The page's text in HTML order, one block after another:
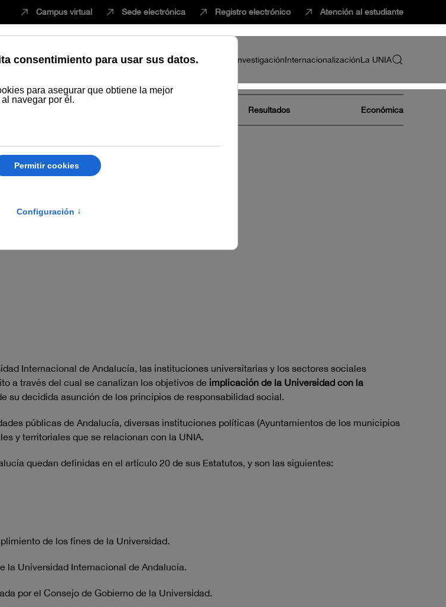
Campus virtual Sede electrónica Registro electrónico Atención al estudiante
EstudiarInnovaciónVida universitariaProfesorado InvestigaciónInternacionalizaciónLa UNIA
Resultados Económica
UNIA
de la UNIA
Internacional de Andalucía, las instituciones universitarias y los sectores sociales
a través del cual se canalizan los objetivos de implicación de la Universidad con la
su decidida asunción de los principios de responsabilidad social.
públicas de Andalucía, diversas instituciones políticas (Ayuntamientos de los municipios
y territoriales que se relacionan con la UNIA.
quedan definidas en el artículo 20 de sus Estatutos, y son las siguientes:
de los fines de la Universidad.
la Universidad Internacional de Andalucía.
por el Consejo de Gobierno de la Universidad.